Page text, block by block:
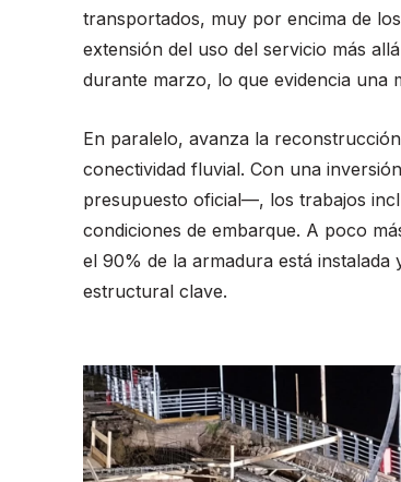
transportados, muy por encima de
extensión del uso del servicio más
durante marzo, lo que evidencia una
En paralelo, avanza la
conectividad fluvial. Con una
presupuesto oficial—, los trabajos
condiciones de embarque. A poco
el 90% de la armadura está
estructural clave.